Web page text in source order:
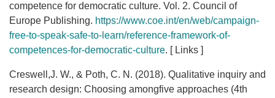
competence for democratic culture. Vol. 2. Council of
Europe Publishing. https://www.coe.int/en/web/campaign-
free-to-speak-safe-to-learn/reference-framework-of-
competences-for-democratic-culture. [ Links ]
Creswell,J. W., & Poth, C. N. (2018). Qualitative inquiry and
research design: Choosing amongfive approaches (4th